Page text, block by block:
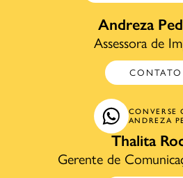
Andreza
Assessora de
CONTATO
CONVERSE
ANDREZA
Thalita
Gerente de